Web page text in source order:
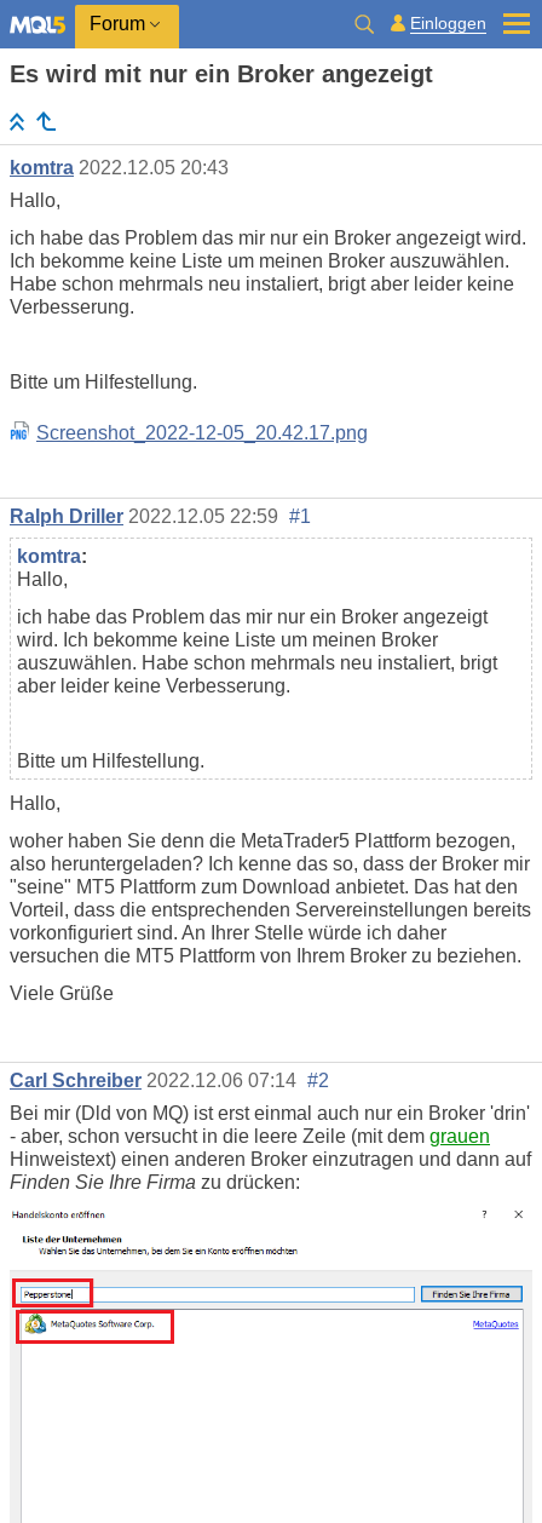
Forum Einloggen
Es wird mit nur ein Broker angezeigt
komtra 2022.12.05 20:43
Hallo,
ich habe das Problem das mir nur ein Broker angezeigt wird.
Ich bekomme keine Liste um meinen Broker auszuwählen.
Habe schon mehrmals neu instaliert, brigt aber leider keine
Verbesserung.
Bitte um Hilfestellung.
Screenshot_2022-12-05_20.42.17.png
Ralph Driller 2022.12.05 22:59 #1
komtra:
Hallo,
ich habe das Problem das mir nur ein Broker angezeigt
wird. Ich bekomme keine Liste um meinen Broker
auszuwählen. Habe schon mehrmals neu instaliert, brigt
aber leider keine Verbesserung.
Bitte um Hilfestellung.
Hallo,
woher haben Sie denn die MetaTrader5 Plattform bezogen,
also heruntergeladen? Ich kenne das so, dass der Broker mir
"seine" MT5 Plattform zum Download anbietet. Das hat den
Vorteil, dass die entsprechenden Servereinstellungen bereits
vorkonfiguriert sind. An Ihrer Stelle würde ich daher
versuchen die MT5 Plattform von Ihrem Broker zu beziehen.
Viele Grüße
Carl Schreiber 2022.12.06 07:14 #2
Bei mir (Dld von MQ) ist erst einmal auch nur ein Broker 'drin'
- aber, schon versucht in die leere Zeile (mit dem grauen
Hinweistext) einen anderen Broker einzutragen und dann auf
Finden Sie Ihre Firma zu drücken: